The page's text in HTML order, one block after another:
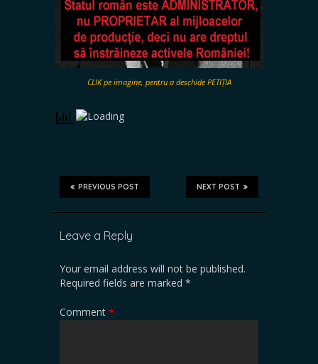
CLIK pe imagine, pentru a deschide PETIȚIA
NEXT POST
PREVIOUS POST
Leave a Reply
Your email address will not be published.
Required fields are marked *
Comment *